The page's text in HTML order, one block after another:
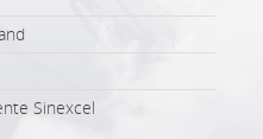
Sinexcel